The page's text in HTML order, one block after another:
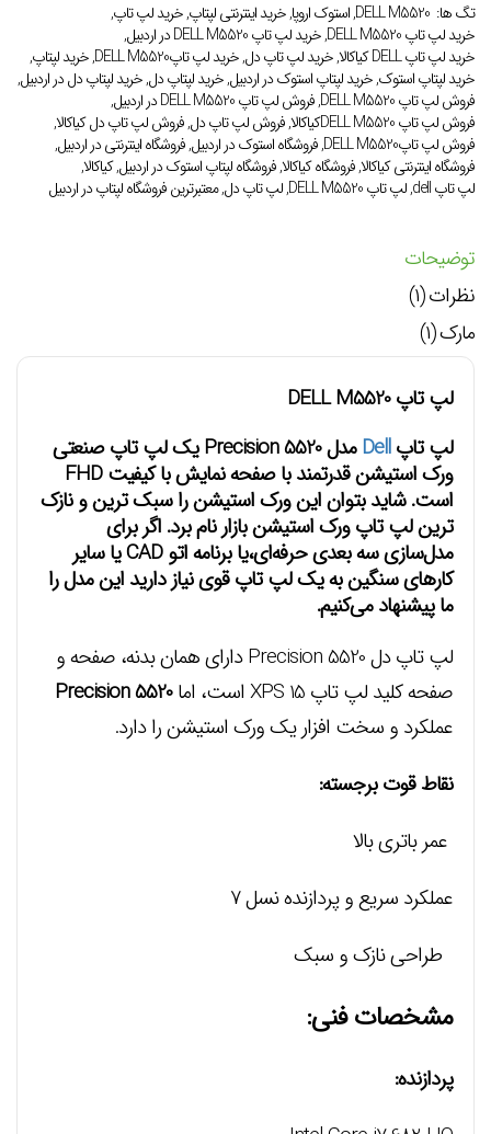
تگ ها: DELL M5520
,استوک اروپا,خرید اینترنتی لپتاپ,خرید لپ تاپ,
خرید لپ تاپ DELL M5520
,خرید لپ تاپ DELL M5520 در اردبیل
,
خرید لپ تاپ DELL کیاکالا
,خرید لپ تاپ دل,خرید لپ تاپDELL M5520 ,خرید لپتاپ,
خرید لپتاپ استوک,خرید لپتاپ استوک در اردبیل,خرید لپتاپ دل,خرید لپتاپ دل در اردبیل,
فروش لپ تاپ DELL M5520
,فروش لپ تاپ DELL M5520 در اردبیل
,
فروش لپ تاپ DELL M5520کیاکالا
,فروش لپ تاپ دل,فروش لپ تاپ دل کیاکالا,
فروش لپ تاپDELL M5520
,فروشگاه استوک در اردبیل,فروشگاه اینترنتی در اردبیل,
فروشگاه اینترنتی کیاکالا,فروشگاه کیاکالا,فروشگاه لپتاپ استوک در اردبیل,کیاکالا,
لپ تاپ dell
,لپ تاپ DELL M5520 ,لپ تاپ دل,معتبرترین فروشگاه لپتاپ در اردبیل
توضیحات
نظرات (۱)
مارک (۱)
لپ تاپ DELL M5520
لپ تاپDellمدلPrecision 5520یک لپ تاپ صنعتی
ورک استیشن قدرتمند با صفحه نمایش با کیفیت FHD
است. شاید بتوان این ورک استیشن را سبک ترین و نازک
ترین لپ تاپ ورک استیشن بازار نام برد. اگر برای
مدل‌سازی سه بعدی حرفه‌ای،یا برنامه اتو CAD یا سایر
کارهای سنگین به یک لپ تاپ قوی نیاز دارید این مدل را
ما پیشنهاد می‌کنیم.
لپ تاپ دل Precision 5520 دارای همان بدنه، صفحه و
صفحه کلید لپ تاپ XPS 15 است، اما
Precision 5520
عملکرد و سخت افزار یک ورک استیشن را دارد.
نقاط قوت برجسته:
عمر باتری بالا
عملکرد سریع و پردازنده نسل ۷
طراحی نازک و سبک
مشخصات فنی:
پردازنده: